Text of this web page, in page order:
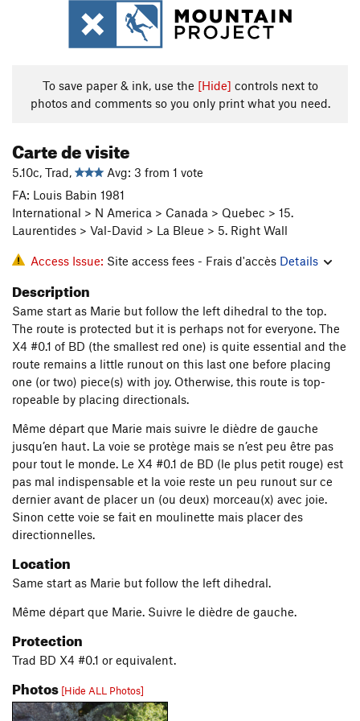
To save paper & ink, use the [Hide] controls next to
photos and comments so you only print what you need.
Carte de visite
5.10c, Trad,
Avg: 3 from 1 vote
FA: Louis Babin 1981
International > N America > Canada > Quebec > 15.
Laurentides > Val-David > La Bleue > 5. Right Wall
Access Issue: Site access fees - Frais d'accès Details
Description
Same start as Marie but follow the left dihedral to the top.
The route is protected but it is perhaps not for everyone. The
X4 #0.1 of BD (the smallest red one) is quite essential and the
route remains a little runout on this last one before placing
one (or two) piece(s) with joy. Otherwise, this route is top-
ropeable by placing directionals.
Même départ que Marie mais suivre le dièdre de gauche
jusqu’en haut. La voie se protège mais se n’est peu être pas
pour tout le monde. Le X4 #0.1 de BD (le plus petit rouge) est
pas mal indispensable et la voie reste un peu runout sur ce
dernier avant de placer un (ou deux) morceau(x) avec joie.
Sinon cette voie se fait en moulinette mais placer des
directionnelles.
Location
Same start as Marie but follow the left dihedral.
Même départ que Marie. Suivre le dièdre de gauche.
Protection
Trad BD X4 #0.1 or equivalent.
Photos [Hide ALL Photos]